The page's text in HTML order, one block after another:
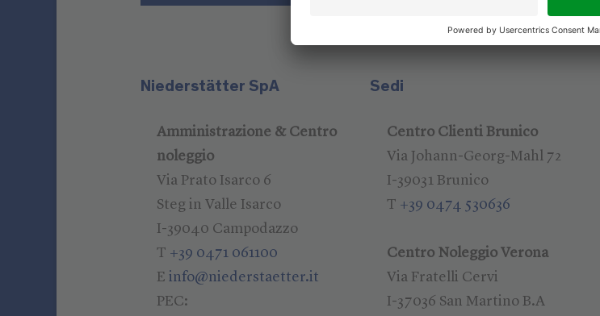
Niederstätter SpA
Amministrazione & Centro
noleggio
Via Prato Isarco 6
Steg in Valle Isarco
I-39040 Campodazzo
T +39 0471 061100
E info@niederstaetter.it
PEC:
Sedi
Centro Clienti Brunico
Via Johann-Georg-Mahl 72
I-39031 Brunico
T +39 0474 530636
Centro Noleggio Verona
Via Fratelli Cervi
I-37036 San Martino B.A